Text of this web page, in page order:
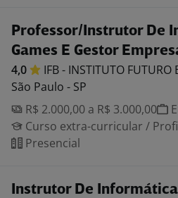
Professor/Instrutor De
Games E Gestor
4,0 IFB - INSTITUTO FUTURO
São Paulo - SP
R$ 2.000,00 a R$ 3.000,00
Curso extra-curricular /
Presencial
Instrutor De Informática